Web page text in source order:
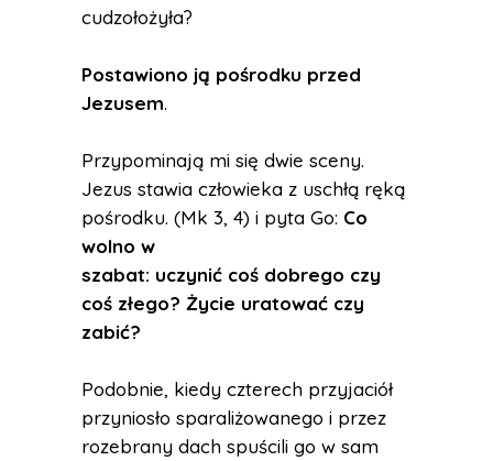
cudzołożyła?
Postawiono ją pośrodku przed
Jezusem.
Przypominają mi się dwie sceny.
Jezus stawia człowieka z uschłą ręką
pośrodku. (Mk 3, 4) i pyta Go: Co
wolno w
szabat: uczynić coś dobrego czy
coś złego? Życie uratować czy
zabić?
Podobnie, kiedy czterech przyjaciół
przyniosło sparaliżowanego i przez
rozebrany dach spuścili go w sam